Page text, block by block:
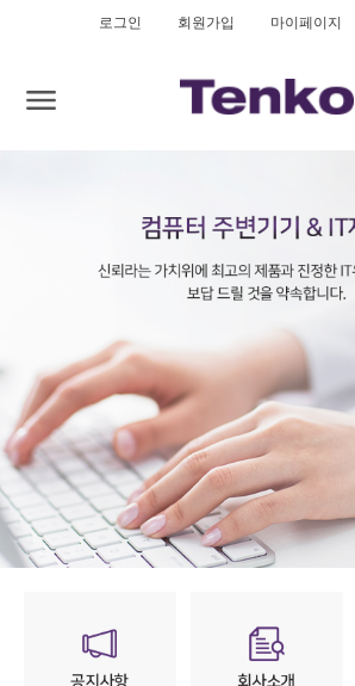
로그인 회원가입 마이페이지